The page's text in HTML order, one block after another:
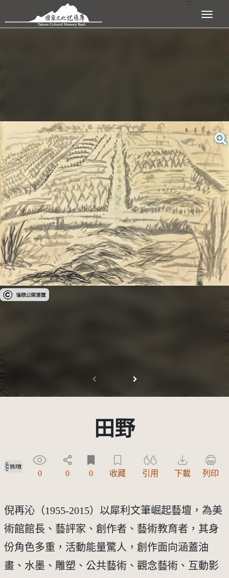
跳到主要內容區塊 展開選單
受著作權法保護-僅限於本平台有限度公開瀏覽
田野
受著作權法保護-僅限於本平台有限度公開瀏覽
0 0 0 收藏 引用 下載 列印
倪再沁（1955-2015）以犀利文筆崛起藝壇，為美
術館館長、藝評家、創作者、藝術教育者，其身
份角色多重，活動能量驚人，創作面向涵蓋油
畫、水墨、雕塑、公共藝術、觀念藝術、互動影